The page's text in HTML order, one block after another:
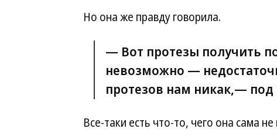
Но она же правду говорила.
— Вот протезы получить
невозможно —
протезов нам никак,— под
Все-таки есть что-то, чего она сама